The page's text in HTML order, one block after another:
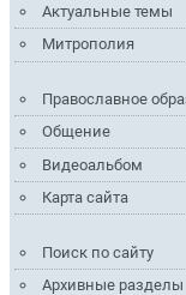
Актуальные темы
Митрополия
Православное
Общение
Видеоальбом
Карта сайта
Поиск по сайту
Архивные разделы